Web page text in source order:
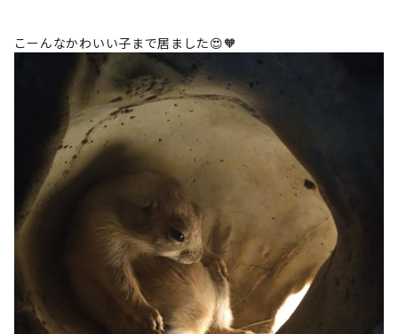
こーんなかわいい子まで居ました😍🧡